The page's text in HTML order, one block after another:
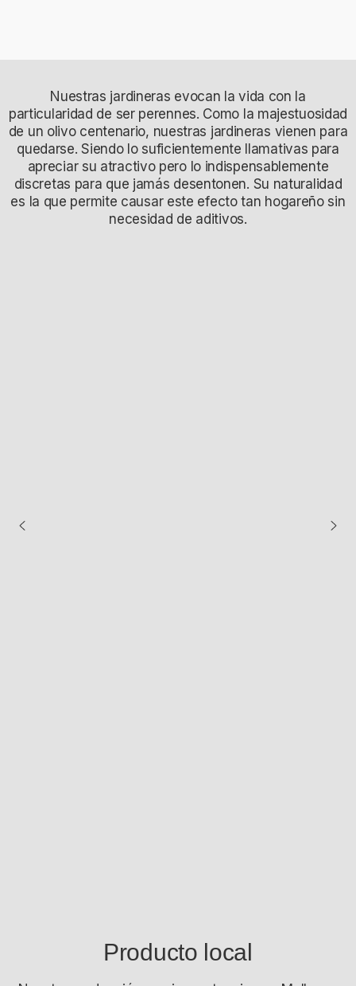
Nuestras jardineras evocan la vida con la
particularidad de ser perennes. Como la majestuosidad
de un olivo centenario, nuestras jardineras vienen para
quedarse. Siendo lo suficientemente llamativas para
apreciar su atractivo pero lo indispensablemente
discretas para que jamás desentonen. Su naturalidad
es la que permite causar este efecto tan hogareño sin
necesidad de aditivos.
Producto local